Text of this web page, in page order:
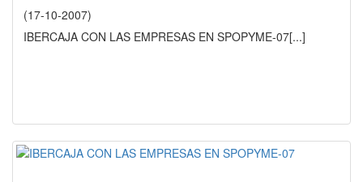
(17-10-2007)
IBERCAJA CON LAS EMPRESAS EN SPOPYME-07[...]